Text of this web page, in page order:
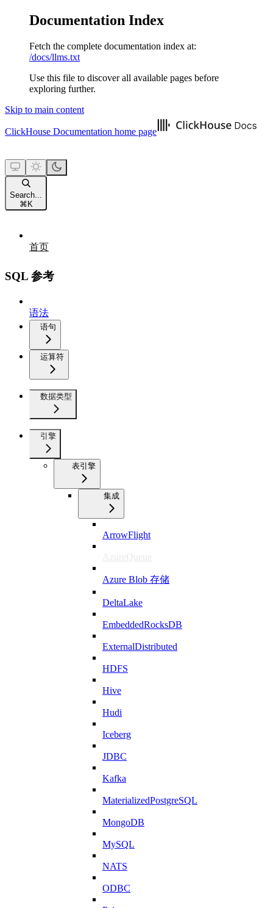
Documentation Index
Fetch the complete documentation index at:
/docs/llms.txt
Use this file to discover all available pages before
exploring further.
Skip to main content
ClickHouse Documentation home page
Search...
⌘ K
首页
SQL 参考
语法
语句
运算符
数据类型
引擎
表引擎
集成
ArrowFlight
AzureQueue
Azure Blob 存储
DeltaLake
EmbeddedRocksDB
ExternalDistributed
HDFS
Hive
Hudi
Iceberg
JDBC
Kafka
MaterializedPostgreSQL
MongoDB
MySQL
NATS
ODBC